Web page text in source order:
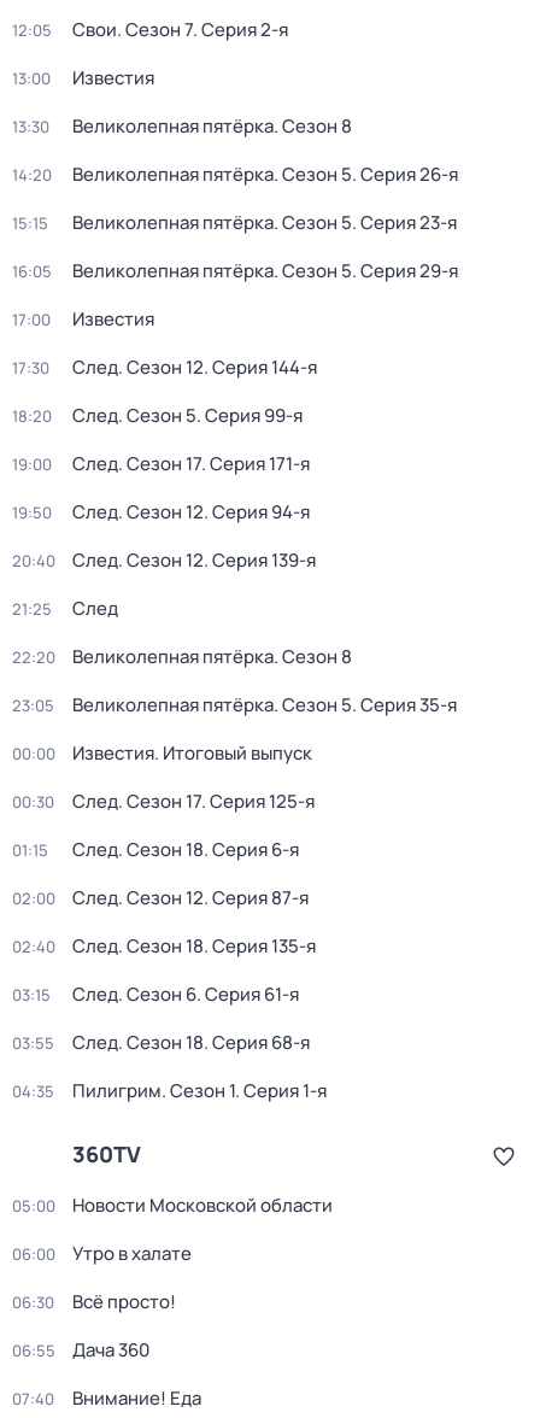
12:05 Свои. Сезон 7. Серия 2-я
13:00 Известия
13:30 Великолепная пятёрка. Сезон 8
14:20 Великолепная пятёрка. Сезон 5. Серия 26-я
15:15 Великолепная пятёрка. Сезон 5. Серия 23-я
16:05 Великолепная пятёрка. Сезон 5. Серия 29-я
17:00 Известия
17:30 След. Сезон 12. Серия 144-я
18:20 След. Сезон 5. Серия 99-я
19:00 След. Сезон 17. Серия 171-я
19:50 След. Сезон 12. Серия 94-я
20:40 След. Сезон 12. Серия 139-я
21:25 След
22:20 Великолепная пятёрка. Сезон 8
23:05 Великолепная пятёрка. Сезон 5. Серия 35-я
00:00 Известия. Итоговый выпуск
00:30 След. Сезон 17. Серия 125-я
01:15 След. Сезон 18. Серия 6-я
02:00 След. Сезон 12. Серия 87-я
02:40 След. Сезон 18. Серия 135-я
03:15 След. Сезон 6. Серия 61-я
03:55 След. Сезон 18. Серия 68-я
04:35 Пилигрим. Сезон 1. Серия 1-я
360TV
05:00 Новости Московской области
06:00 Утро в халате
06:30 Всё просто!
06:55 Дача 360
07:40 Внимание! Еда